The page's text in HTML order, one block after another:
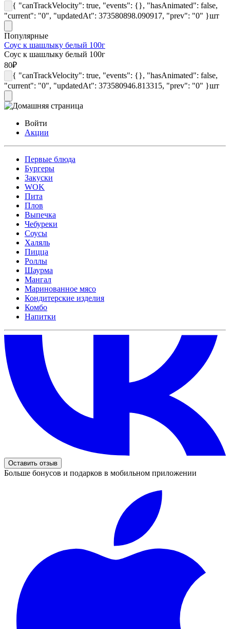
{ "canTrackVelocity": true, "events": {}, "hasAnimated": false,
"current": "0", "updatedAt": 373580898.090917, "prev": "0" }шт
Популярные
Соус к шашлыку белый 100г
Соус к шашлыку белый 100г
80₽
{ "canTrackVelocity": true, "events": {}, "hasAnimated": false,
"current": "0", "updatedAt": 373580946.813315, "prev": "0" }шт
Войти
Акции
Первые блюда
Бургеры
Закуски
WOK
Пита
Плов
Выпечка
Чебуреки
Соусы
Халяль
Пицца
Роллы
Шаурма
Мангал
Маринованное мясо
Кондитерские изделия
Комбо
Напитки
Оставить отзыв
Больше бонусов и подарков в мобильном приложении